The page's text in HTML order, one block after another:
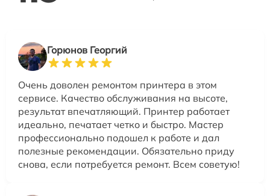
Горюнов Георгий
Очень доволен ремонтом принтера в этом
сервисе. Качество обслуживания на высоте,
результат впечатляющий. Принтер работает
идеально, печатает четко и быстро. Мастер
профессионально подошел к работе и дал
полезные рекомендации. Обязательно приду
снова, если потребуется ремонт. Всем советую!